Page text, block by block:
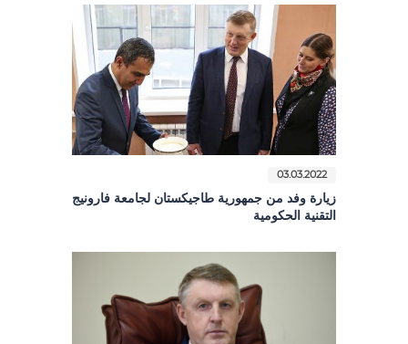
03.03.2022
زيارة وفد من جمهورية طاجيكستان لجامعة فارونيج
التقنية الحكومية